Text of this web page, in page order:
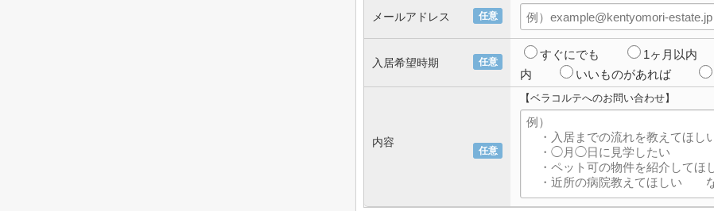
任意
メールアドレス
任意
入居希望時期
すぐにでも 1ヶ月以内
内
いいものがあれば
任意
内容
【ベラコルテへのお問い合わせ】